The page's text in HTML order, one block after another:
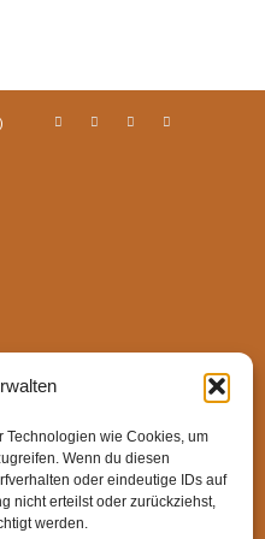
Technologien wie Cookies, um
Wenn du diesen
oder eindeutige IDs auf
nicht erteilst oder zurückziehst,
werden.